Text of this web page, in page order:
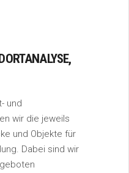
und
wir die jeweils
und Objekte für
Dabei sind wir